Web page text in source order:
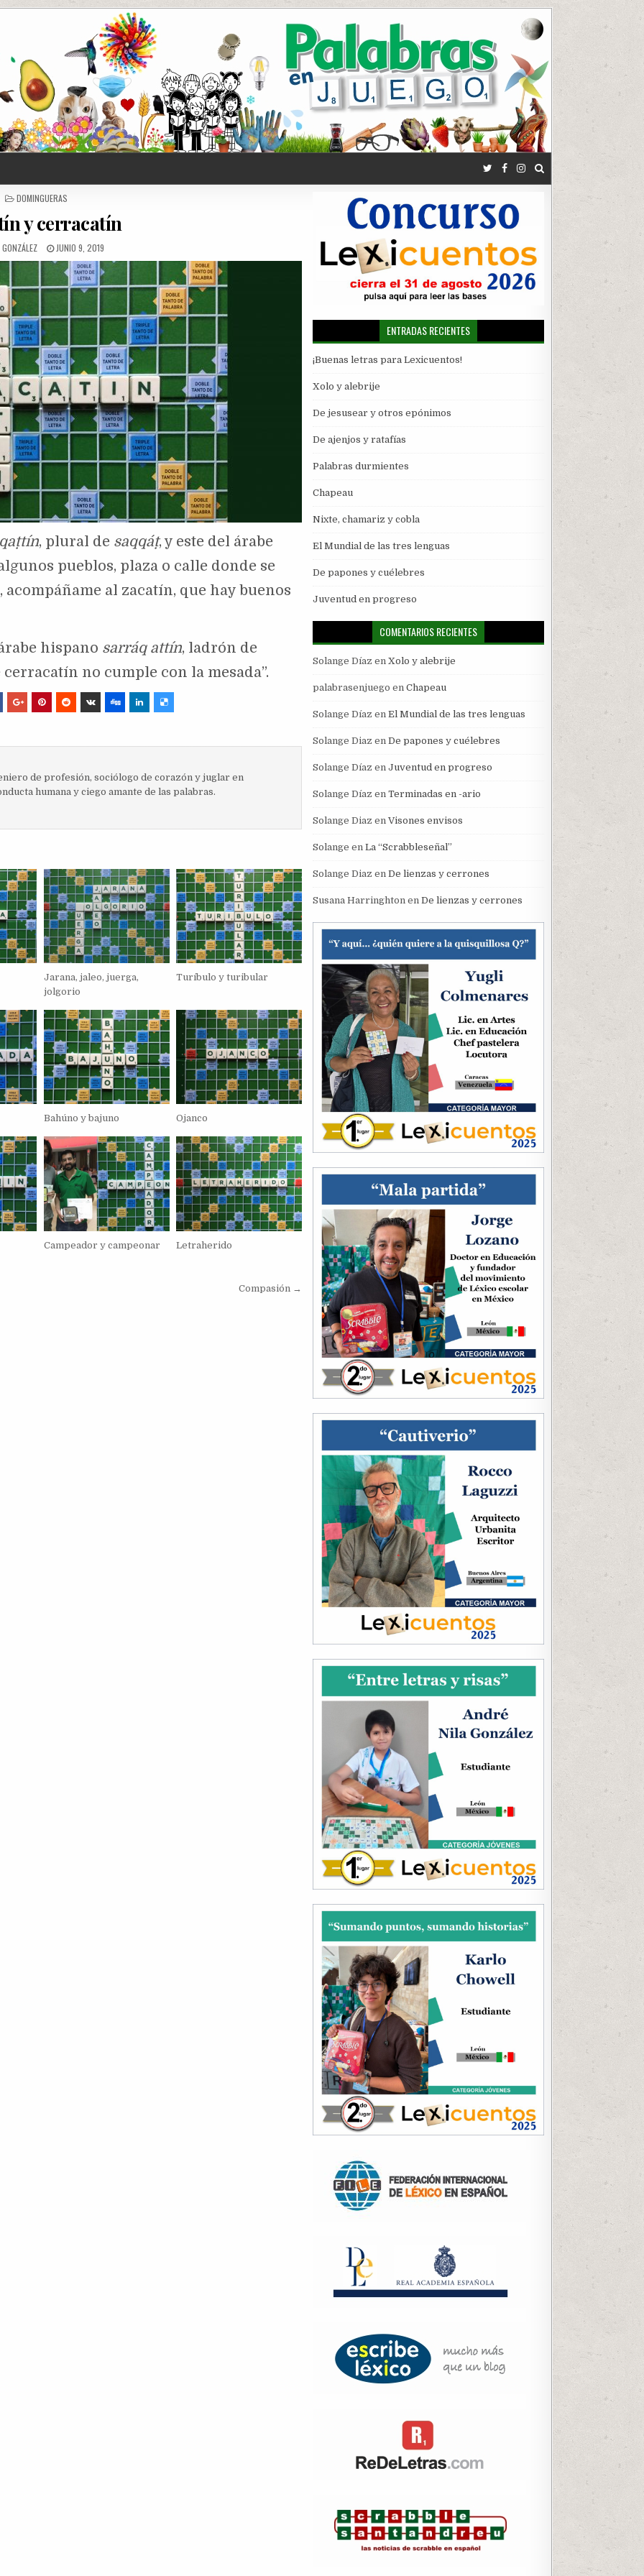
POSTED
DOMINGUERAS
y cerracatín
JUNIO 9, 2019
, plural de saqqáṭ, y este del árabe
pueblos, plaza o calle donde se
acompáñame al zacatín, que hay buenos
hispano sarráq attín, ladrón de
no cumple con la mesada”.
de profesión, sociólogo de corazón y juglar en
humana y ciego amante de las palabras.
Jarana, jaleo, juerga,
jolgorio
Turíbulo y turibular
Bahúno y bajuno Ojanco
Campeador y campeonar Letraherido
Compasión →
ENTRADAS RECIENTES
¡Buenas letras para Lexicuentos!
Xolo y alebrije
De jesusear y otros epónimos
De ajenjos y ratafías
Palabras durmientes
Chapeau
Nixte, chamariz y cobla
El Mundial de las tres lenguas
De papones y cuélebres
Juventud en progreso
COMENTARIOS RECIENTES
Solange Díaz enXolo y alebrije
palabrasenjuego enChapeau
Solange Díaz enEl Mundial de las tres lenguas
Solange Diaz enDe papones y cuélebres
Solange Díaz enJuventud en progreso
Solange Díaz enTerminadas en -ario
Solange Diaz enVisones envisos
Solange enLa “Scrabbleseñal”
Solange Diaz enDe lienzas y cerrones
Susana Harringhton enDe lienzas y cerrones